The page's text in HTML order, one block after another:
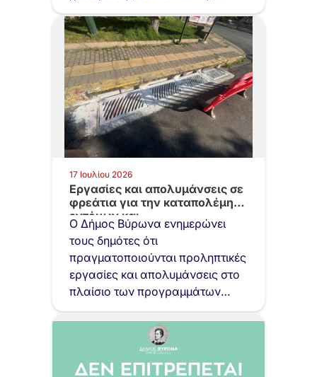
επαφής στην ακτή της…
17 Ιουλίου 2026
Εργασίες και απολυμάνσεις σε
φρεάτια για την καταπολέμηση
εντόμων και…
Ο Δήμος Βύρωνα ενημερώνει
τους δημότες ότι
πραγματοποιούνται προληπτικές
εργασίες και απολυμάνσεις στο
πλαίσιο των προγραμμάτων
προστασίας της δημόσιας
υγείας…